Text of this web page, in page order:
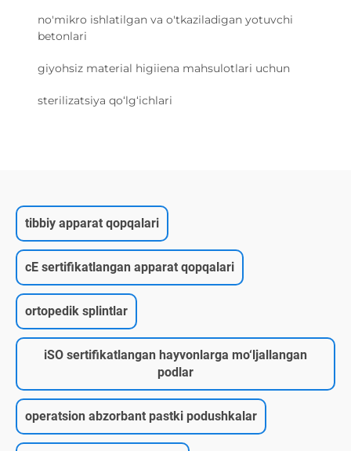
no'mikro ishlatilgan va o'tkaziladigan yotuvchi
betonlari
giyohsiz material higiiena mahsulotlari uchun
sterilizatsiya qo‘lg‘ichlari
tibbiy apparat qopqalari
cE sertifikatlangan apparat qopqalari
ortopedik splintlar
iSO sertifikatlangan hayvonlarga mo‘ljallangan
podlar
operatsion abzorbant pastki podushkalar